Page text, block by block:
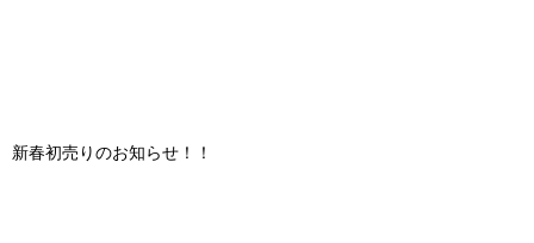
新春初売りのお知らせ！！